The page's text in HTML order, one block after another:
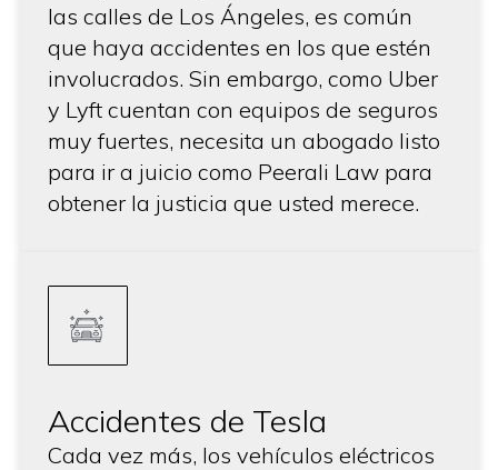
las calles de Los Ángeles, es común
que haya accidentes en los que estén
involucrados. Sin embargo, como Uber
y Lyft cuentan con equipos de seguros
muy fuertes, necesita un abogado listo
para ir a juicio como Peerali Law para
obtener la justicia que usted merece.
Accidentes de Tesla
Cada vez más, los vehículos eléctricos